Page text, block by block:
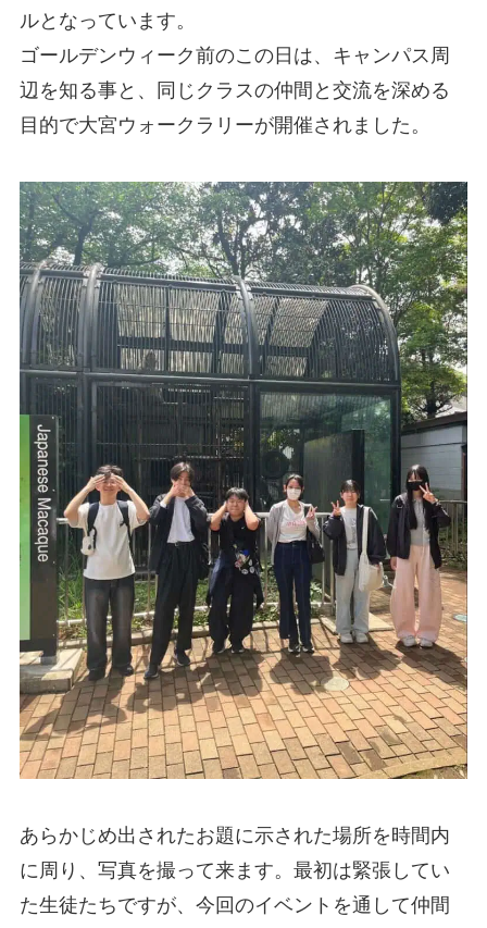
ルとなっています。
ゴールデンウィーク前のこの日は、キャンパス周
辺を知る事と、同じクラスの仲間と交流を深める
目的で大宮ウォークラリーが開催されました。
あらかじめ出されたお題に示された場所を時間内
に周り、写真を撮って来ます。最初は緊張してい
た生徒たちですが、今回のイベントを通して仲間